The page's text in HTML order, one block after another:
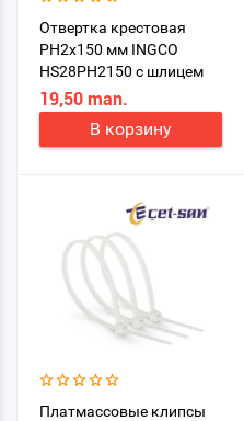
Отвертка крестовая
PH2х150 мм INGCO
HS28PH2150 с шлицем
Phillips
19,50 man.
В корзину
Платмассовые клипсы